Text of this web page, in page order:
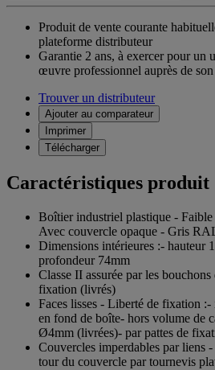
Produit de vente courante
plateforme distributeur
Garantie 2 ans, à exercer pour un
œuvre professionnel auprès de
Trouver un distributeur
Ajouter au comparateur
Imprimer
Télécharger
Caractéristiques produit
Boîtier industriel plastique -
Avec couvercle opaque - Gris
Dimensions intérieures :- hauteur
profondeur 74mm
Classe II assurée par les
fixation (livrés)
Faces lisses - Liberté de fixation
en fond de boîte- hors volume de
Ø4mm (livrées)- par pattes de
Couvercles imperdables par liens
tour du couvercle par tournevis